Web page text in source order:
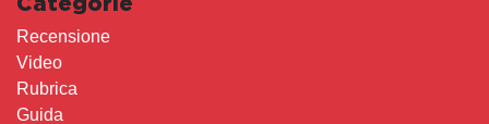
Recensione
Video
Rubrica
Guida